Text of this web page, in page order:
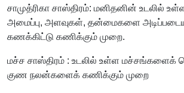
சாமுத்ரிகா சாஸ்திரம்: மனிதனின் உடலில்
அமைப்பு, அளவுகள், தன்மைகளை
கணக்கிட்டு கணிக்கும் முறை.
மச்ச சாஸ்திரம் : உடலில் உள்ள மச்சங்களைக்
குண நலன்களைக் கணிக்கும் முறை